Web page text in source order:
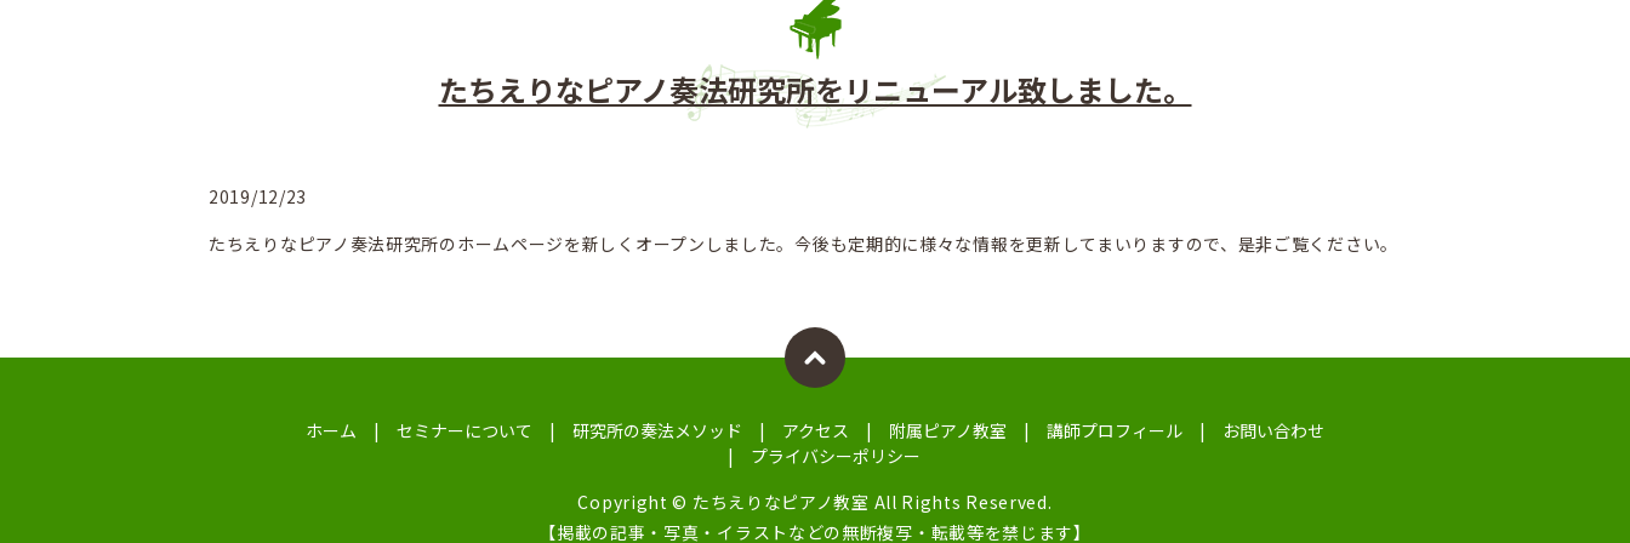
たちえりなピアノ奏法研究所をリニューアル致しました。
2019/12/23
たちえりなピアノ奏法研究所のホームページを新しくオープンしました。今後も定期的に様々な情報を更新してまいりますので、是非ご覧ください。
ホーム セミナーについて 研究所の奏法メソッド アクセス 附属ピアノ教室 講師プロフィール
お問い合わせ
プライバシーポリシー
Copyright © たちえりなピアノ教室 All Rights Reserved.
【掲載の記事・写真・イラストなどの無断複写・転載等を禁じます】